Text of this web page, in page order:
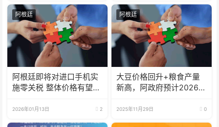
阿根廷
阿根廷即将对进口手机实
施零关税 整体价格有望下
2026年01月13日 2
阿根廷
大豆价格回升+粮食产量
新高，阿政府预计2026年
2025年11月29日 0